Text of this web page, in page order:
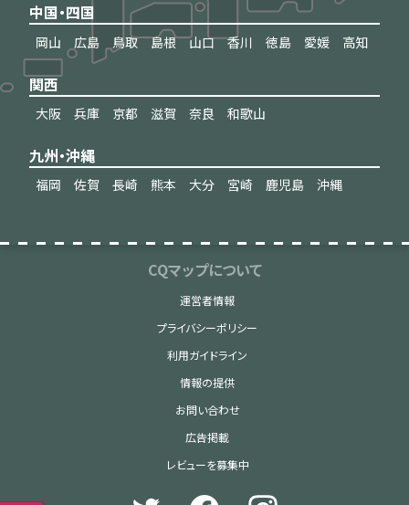
中国・四国
岡山 広島 鳥取 島根 山口 香川 徳島 愛媛 高知
関西
大阪 兵庫 京都 滋賀 奈良 和歌山
九州・沖縄
福岡 佐賀 長崎 熊本 大分 宮崎 鹿児島 沖縄
CQマップについて
運営者情報
プライバシーポリシー
利用ガイドライン
情報の提供
お問い合わせ
広告掲載
レビューを募集中